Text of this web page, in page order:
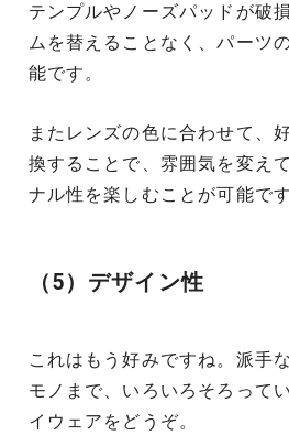
テンプルやノーズパッドが破
ムを替えることなく、パーツ
能です。
またレンズの色に合わせて、
換することで、雰囲気を変え
ナル性を楽しむことが可能です
（5）デザイン性
これはもう好みですね。派手
モノまで、いろいろそろって
イウェアをどうぞ。